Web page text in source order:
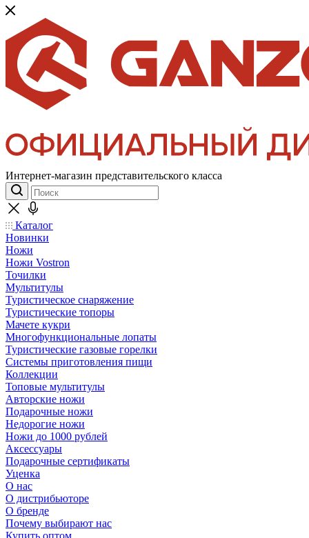
Интернет-магазин представительского класса
Каталог
Новинки
Ножи
Ножи Vostron
Точилки
Мультитулы
Туристическое снаряжение
Туристические топоры
Мачете кукри
Многофункциональные лопаты
Туристические газовые горелки
Системы приготовления пищи
Коллекции
Топовые мультитулы
Авторские ножи
Подарочные ножи
Недорогие ножи
Ножи до 1000 рублей
Аксессуары
Подарочные сертификаты
Уценка
О нас
О дистрибьюторе
О бренде
Почему выбирают нас
Купить оптом